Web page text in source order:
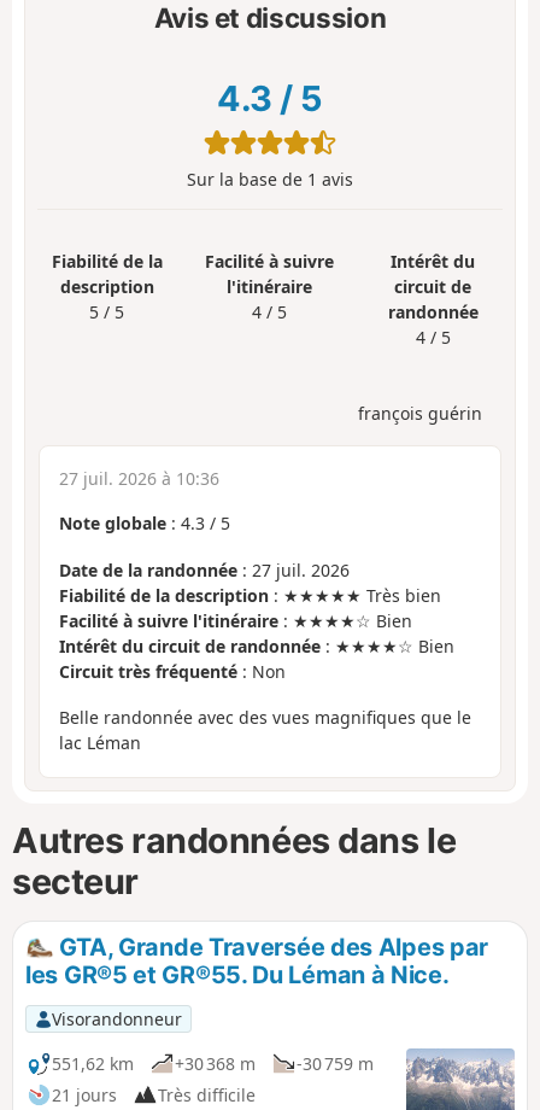
Avis et discussion
4.3 / 5
Sur la base de 1 avis
Fiabilité de la
description
5 / 5
Facilité à suivre
l'itinéraire
4 / 5
Intérêt du
circuit de
randonnée
4 / 5
françois guérin
27 juil. 2026 à 10:36
Note globale : 4.3 / 5
Date de la randonnée : 27 juil. 2026
Fiabilité de la description : ★★★★★ Très bien
Facilité à suivre l'itinéraire : ★★★★☆ Bien
Intérêt du circuit de randonnée : ★★★★☆ Bien
Circuit très fréquenté : Non
Belle randonnée avec des vues magnifiques que le
lac Léman
Autres randonnées dans le
secteur
GTA, Grande Traversée des Alpes par
les GR®5 et GR®55. Du Léman à Nice.
Visorandonneur
551,62 km
+30 368 m
-30 759 m
21 jours
Très difficile